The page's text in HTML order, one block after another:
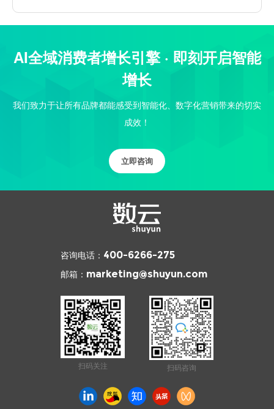
AI全域消费者增长引擎 · 即刻开启智能
增长
我们致力于让所有品牌都能感受到智能化、数字化营销带来的切实
成效！
立即咨询
咨询电话： 400-6266-275
邮箱： marketing@shuyun.com
扫码关注 扫码咨询